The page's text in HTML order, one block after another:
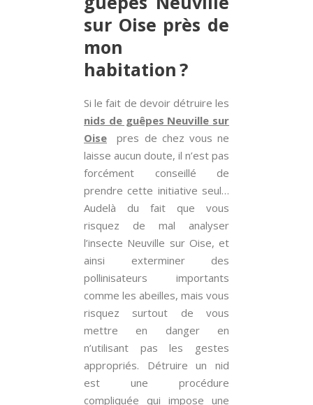
sur Oise près de
mon
habitation ?
Si le fait de devoir détruire les
nids de guêpes Neuville sur
Oise pres de chez vous ne
laisse aucun doute, il n’est pas
forcément conseillé de
prendre cette initiative seul…
Audelà du fait que vous
risquez de mal analyser
l’insecte Neuville sur Oise, et
ainsi exterminer des
pollinisateurs importants
comme les abeilles, mais vous
risquez surtout de vous
mettre en danger en
n’utilisant pas les gestes
appropriés. Détruire un nid
est une procédure
compliquée qui impose une